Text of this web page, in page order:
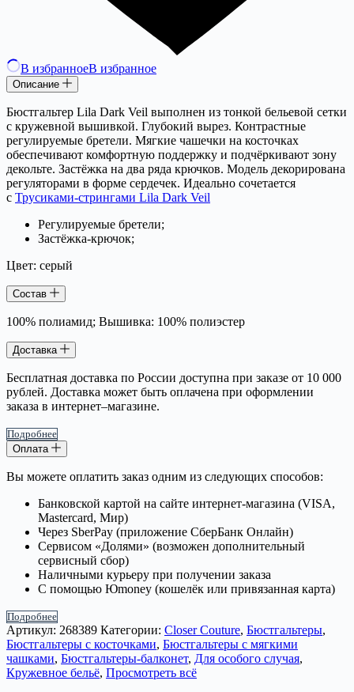
В избранноеВ избранное
Описание
Бюстгальтер Lila Dark Veil выполнен из тонкой бельевой сетки
с кружевной вышивкой. Глубокий вырез. Контрастные
регулируемые бретели. Мягкие чашечки на косточках
обеспечивают комфортную поддержку и подчёркивают зону
декольте. Застёжка на два ряда крючков. Модель декорирована
регуляторами в форме сердечек. Идеально сочетается
с Трусиками-стрингами Lila Dark Veil
Регулируемые бретели;
Застёжка-крючок;
Цвет: серый
Состав
100% полиамид; Вышивка: 100% полиэстер
Доставка
Бесплатная доставка по России доступна при заказе от 10 000
рублей. Доставка может быть оплачена при оформлении
заказа в интернет–магазине.
Подробнее
Оплата
Вы можете оплатить заказ одним из следующих способов:
Банковской картой на сайте интернет-магазина (VISA,
Mastercard, Мир)
Через SberPay (приложение СберБанк Онлайн)
Сервисом «Долями» (возможен дополнительный
сервисный сбор)
Наличными курьеру при получении заказа
С помощью Юmoney (кошелёк или привязанная карта)
Подробнее
Артикул: 268389 Категории: Closer Couture, Бюстгальтеры,
Бюстгальтеры с косточками, Бюстгальтеры с мягкими
чашками, Бюстгальтеры-балконет, Для особого случая,
Кружевное бельё, Просмотреть всё